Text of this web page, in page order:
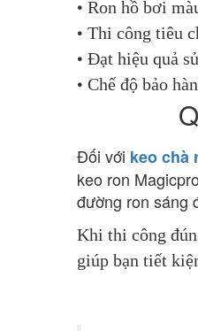
• Ron hồ bơi
• Thi công tiêu
• Đạt hiệu quả
• Chế độ bảo
Đối với keo chà
keo ron
đường ron sáng
Khi thi công
giúp bạn tiết